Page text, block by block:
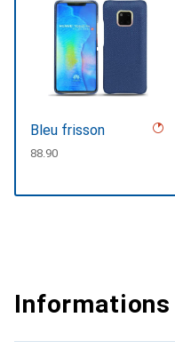
Bleu frisson
CHF
88.90